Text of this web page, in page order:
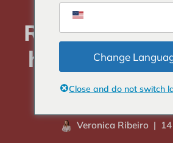
Romaine
hier de
heerlijke
Veronica Ribeiro
Change
Close and do not switch